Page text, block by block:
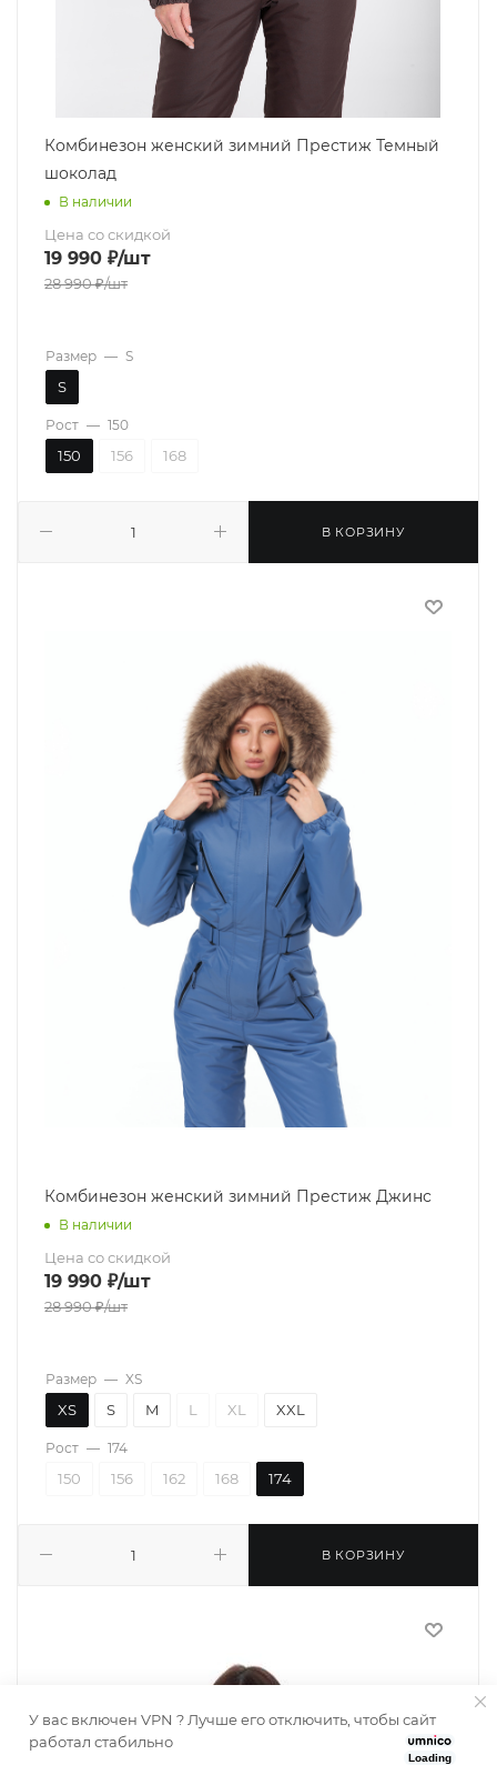
Комбинезон женский зимний Престиж Темный
шоколад
В наличии
Цена со скидкой
19 990 ₽/шт
28 990₽/шт
В КОРЗИНУ
Размер — S
S
Рост — 150
150 156 168
Комбинезон женский зимний Престиж Джинс
В наличии
Цена со скидкой
19 990 ₽/шт
28 990₽/шт
В КОРЗИНУ
Размер — XS
XS S M L XL XXL
Рост — 174
150 156 162 168 174
Loading
У вас включен VPN ? Лучше его отключить, чтобы сайт
работал стабильно